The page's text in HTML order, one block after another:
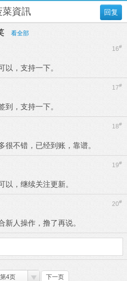
回复
菜資訊
看全部
16#
以，支持一下。
17#
到，支持一下。
18#
很不错，已经到账，靠谱。
19#
以，继续关注更新。
20#
新人操作，撸了再说。
第4页 下一页